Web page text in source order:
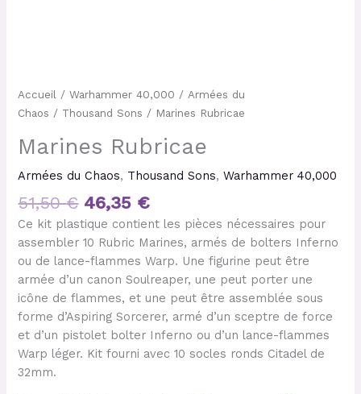
Accueil /Warhammer 40,000 /Armées du
Chaos / Thousand Sons / Marines Rubricae
Marines Rubricae
Armées du Chaos, Thousand Sons,Warhammer 40,000
51,50€ 46,35 €
Ce kit plastique contient les pièces nécessaires pour
assembler 10 Rubric Marines, armés de bolters Inferno
ou de lance-flammes Warp. Une figurine peut être
armée d’un canon Soulreaper, une peut porter une
icône de flammes, et une peut être assemblée sous
forme d’Aspiring Sorcerer, armé d’un sceptre de force
et d’un pistolet bolter Inferno ou d’un lance-flammes
Warp léger. Kit fourni avec 10 socles ronds Citadel de
32mm.